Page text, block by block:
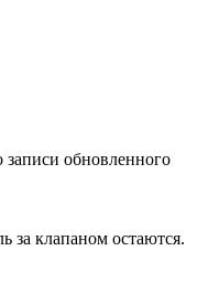
записи обновленного
за клапаном остаются.